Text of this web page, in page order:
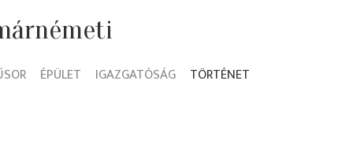
ÉPÜLET IGAZGATÓSÁG TÖRTÉNET